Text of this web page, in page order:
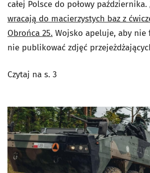
całej Polsce do połowy października.
wracają do macierzystych baz z
Obrońca 25. Wojsko apeluje, aby nie
nie publikować zdjęć
Czytaj na s. 3